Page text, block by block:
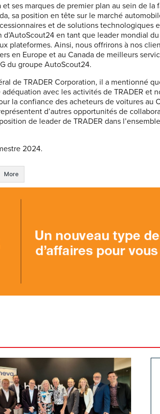
et ses marques de premier plan au sein de
sa position en tête sur le marché
et de solutions technologiques
en tant que leader mondial
plateformes. Ainsi, nous offrirons à nos
en Europe et au Canada de meilleurs
du groupe AutoScout24.
de TRADER Corporation, il a mentionné
avec les activités de TRADER et
la confiance des acheteurs de voitures au
d’autres opportunités de
de leader de TRADER dans
2024.
More